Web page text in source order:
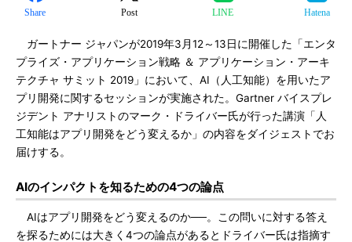
Share Post LINE Hatena
ガートナー ジャパンが2019年3月12～13日に開催した「エンタ
プライズ・アプリケーション戦略 ＆ アプリケーション・アーキ
テクチャ サミット 2019」において、AI（人工知能）を用いたア
プリ開発に関するセッションが実施された。Gartner バイスプレ
ジデント アナリストのマーク・ドライバー氏が行った講演「人
工知能はアプリ開発をどう変えるか」の内容をダイジェストでお
届けする。
AIのインパクトを知るための4つの論点
AIはアプリ開発をどう変えるのか──。この問いに対する答え
を探るためには大きく4つの論点があるとドライバー氏は指摘す